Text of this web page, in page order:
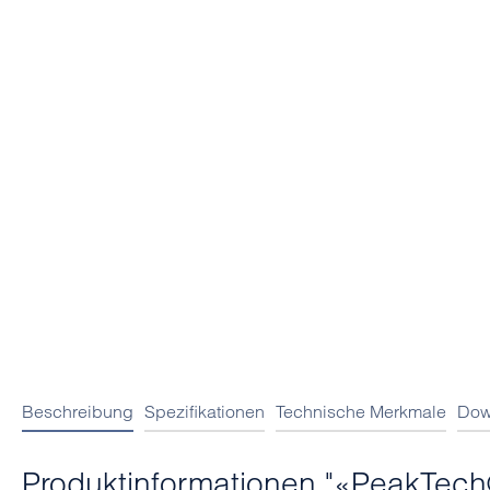
Beschreibung Spezifikationen Technische Merkmale